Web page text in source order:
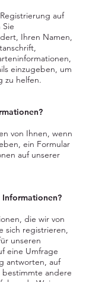
auf
Ihren Namen,
einzugeben, um
zu helfen.
von Ihnen, wenn
ein Formular
auf unserer
die wir von
sich registrieren,
unseren
eine Umfrage
antworten, auf
andere